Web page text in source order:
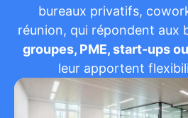
bureaux privatifs,
réunion, qui répondent aux
groupes, PME, start-ups
leur apportent